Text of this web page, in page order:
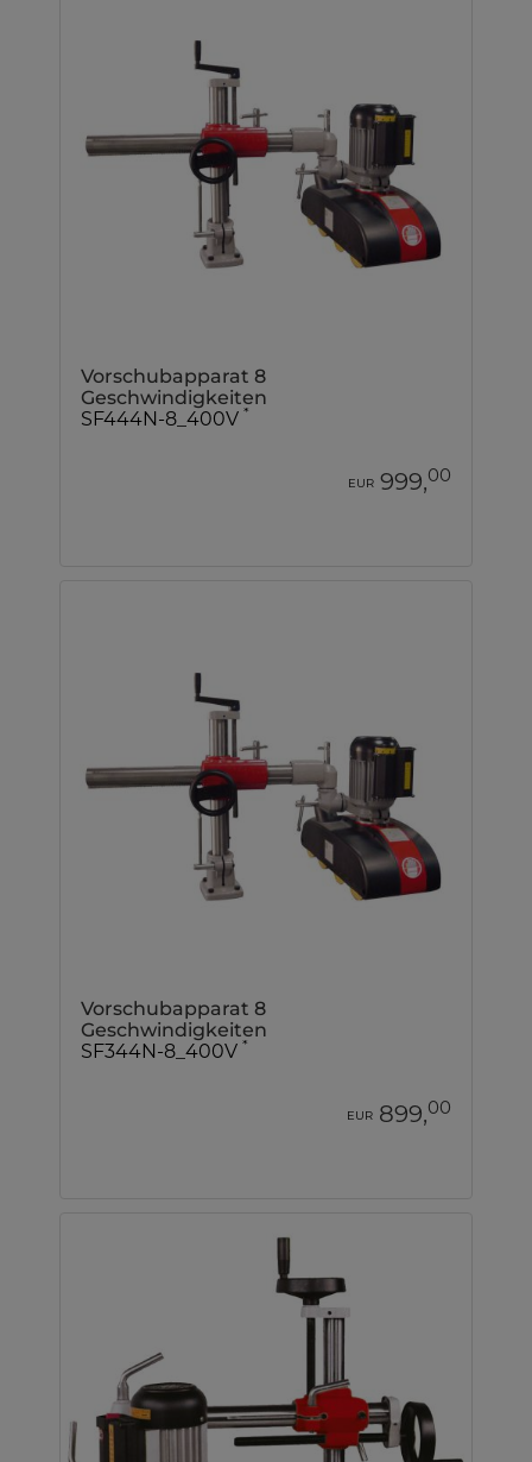
Vorschubapparat 8
Geschwindigkeiten
SF444N-8_400V *
EUR 999,00
Vorschubapparat 8
Geschwindigkeiten
SF344N-8_400V *
EUR 899,00